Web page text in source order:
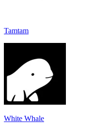
Tamtam
White Whale